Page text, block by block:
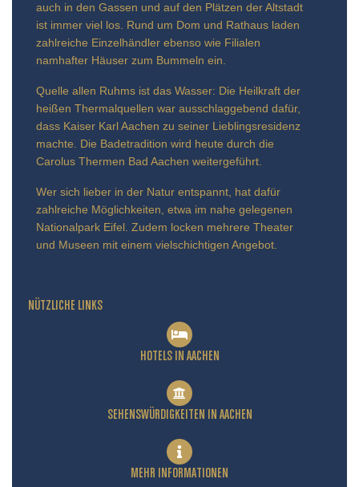
auch in den Gassen und auf den Plätzen der Altstadt
ist immer viel los. Rund um Dom und Rathaus laden
zahlreiche Einzelhändler ebenso wie Filialen
namhafter Häuser zum Bummeln ein.
Quelle allen Ruhms ist das Wasser: Die Heilkraft der
heißen Thermalquellen war ausschlaggebend dafür,
dass Kaiser Karl Aachen zu seiner Lieblingsresidenz
machte. Die Badetradition wird heute durch die
Carolus Thermen Bad Aachen weitergeführt.
Wer sich lieber in der Natur entspannt, hat dafür
zahlreiche Möglichkeiten, etwa im nahe gelegenen
Nationalpark Eifel. Zudem locken mehrere Theater
und Museen mit einem vielschichtigen Angebot.
NÜTZLICHE LINKS
HOTELS IN AACHEN
SEHENSWÜRDIGKEITEN IN AACHEN
MEHR INFORMATIONEN